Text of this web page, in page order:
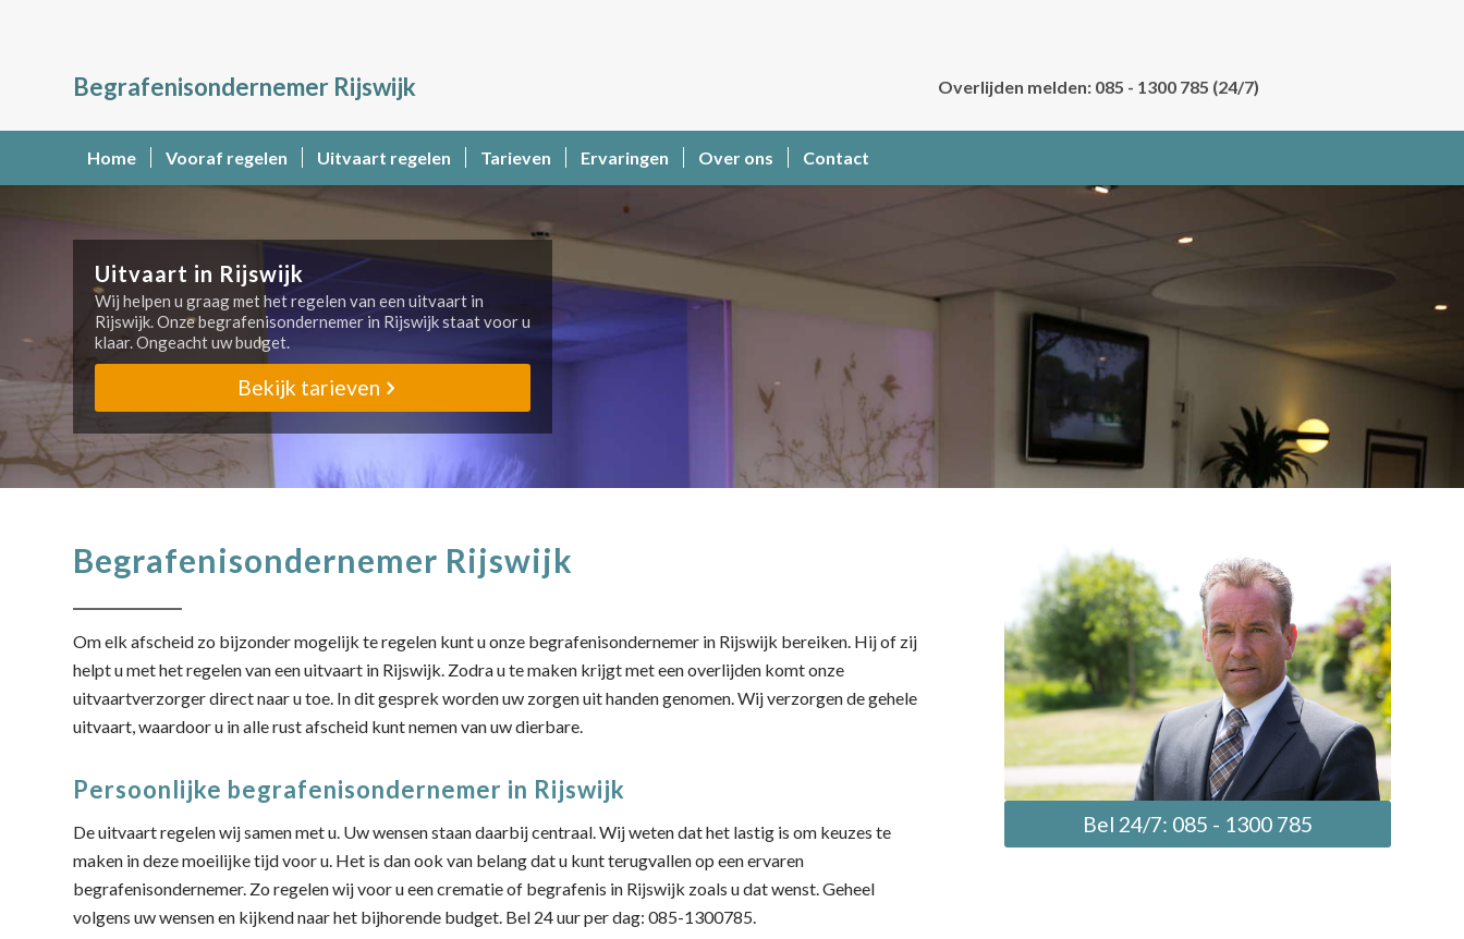
Overlijden melden: 085 - 1300 785 (24/7)
Begrafenisondernemer Rijswijk
Home Vooraf regelen Uitvaart regelen Tarieven Ervaringen Over ons Contact
Uitvaart in Rijswijk
Wij helpen u graag met het regelen van een uitvaart in
Rijswijk. Onze begrafenisondernemer in Rijswijk staat voor u
klaar. Ongeacht uw budget.
Bekijk tarieven
Begrafenisondernemer Rijswijk
Om elk afscheid zo bijzonder mogelijk te regelen kunt u onze begrafenisondernemer in Rijswijk bereiken. Hij of zij
helpt u met het regelen van een uitvaart in Rijswijk. Zodra u te maken krijgt met een overlijden komt onze
uitvaartverzorger direct naar u toe. In dit gesprek worden uw zorgen uit handen genomen. Wij verzorgen de gehele
uitvaart, waardoor u in alle rust afscheid kunt nemen van uw dierbare.
Persoonlijke begrafenisondernemer in Rijswijk
De uitvaart regelen wij samen met u. Uw wensen staan daarbij centraal. Wij weten dat het lastig is om keuzes te
maken in deze moeilijke tijd voor u. Het is dan ook van belang dat u kunt terugvallen op een ervaren
begrafenisondernemer. Zo regelen wij voor u een crematie of begrafenis in Rijswijk zoals u dat wenst. Geheel
volgens uw wensen en kijkend naar het bijhorende budget. Bel 24 uur per dag: 085-1300785.
Bel 24/7: 085 - 1300 785